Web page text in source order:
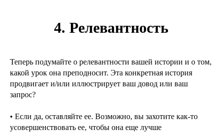
4. Релевантность
Теперь подумайте о релевантности вашей истории и о том,
какой урок она преподносит. Эта конкретная история
продвигает и/или иллюстрирует ваш довод или ваш
запрос?
• Если да, оставляйте ее. Возможно, вы захотите как-то
усовершенствовать ее, чтобы она еще лучше